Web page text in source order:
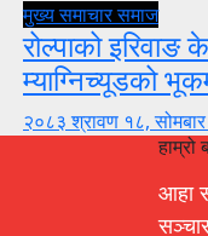
मुख्य समाचारसमाज
रोल्पाको इरिवाङ
म्याग्निच्यूडको
२०८३ श्रावण १८,
हाम्रो
आहा